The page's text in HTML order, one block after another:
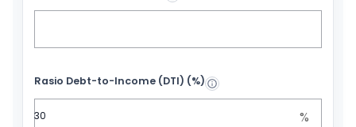
Rasio Debt-to-Income (DTI) (%)
%